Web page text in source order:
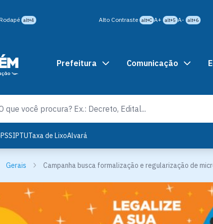
alt+4 Alto Contraste alt+C A+ alt+5 A- alt+6
Prefeitura Comunicação
PSSIPTUTaxa de LixoAlvará
Gerais Campanha busca formalização e regularização de